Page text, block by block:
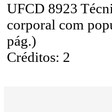
UFCD 8923
corporal com
pág.)
Créditos: 2